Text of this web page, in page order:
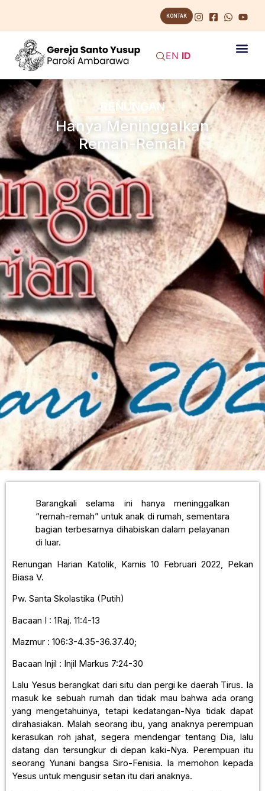
KONTAK
EN ID
RENUNGAN
Hanya Meninggalkan
Remah-Remah
Barangkali selama ini hanya meninggalkan
“remah-remah” untuk anak di rumah, sementara
bagian terbesarnya dihabiskan dalam pelayanan
di luar.
Renungan Harian Katolik, Kamis 10 Februari 2022, Pekan
Biasa V.
Pw. Santa Skolastika (Putih)
Bacaan I : 1Raj. 11:4-13
Mazmur : 106:3-4.35-36.37.40;
Bacaan Injil : Injil Markus 7:24-30
Lalu Yesus berangkat dari situ dan pergi ke daerah Tirus. Ia
masuk ke sebuah rumah dan tidak mau bahwa ada orang
yang mengetahuinya, tetapi kedatangan-Nya tidak dapat
dirahasiakan. Malah seorang ibu, yang anaknya perempuan
kerasukan roh jahat, segera mendengar tentang Dia, lalu
datang dan tersungkur di depan kaki-Nya. Perempuan itu
seorang Yunani bangsa Siro-Fenisia. Ia memohon kepada
Yesus untuk mengusir setan itu dari anaknya.